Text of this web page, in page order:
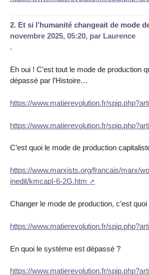
2. Et si l’humanité changeait de mode
novembre 2025, 05:20, par Laurence
.
Eh oui ! C’est tout le mode de production
dépassé par l’Histoire…
https://www.matierevolution.fr/
https://www.matierevolution.fr/
C’est quoi le mode de production
https://www.marxists.org/francais/marx/
inedit/kmcapI-6-2G.htm
Changer le mode de production, c’est quoi
https://www.matierevolution.fr/
En quoi le système est dépassé ?
https://www.matierevolution.fr/